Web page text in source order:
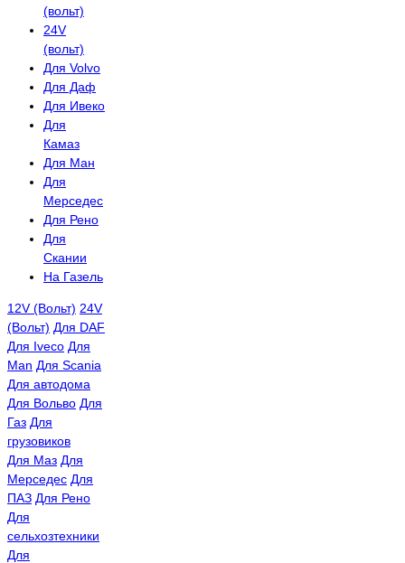
(вольт)
24V
(вольт)
Для Volvo
Для Даф
Для Ивеко
Для
Камаз
Для Ман
Для
Мерседес
Для Рено
Для
Скании
На Газель
12V (Вольт) 24V
(Вольт) Для DAF
Для Iveco Для
Man Для Scania
Для автодома
Для Вольво Для
Газ Для
грузовиков
Для Маз Для
Мерседес Для
ПАЗ Для Рено
Для
сельхозтехники
Для